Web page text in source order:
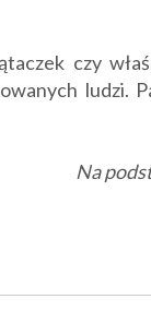
czy
ludzi.
Na